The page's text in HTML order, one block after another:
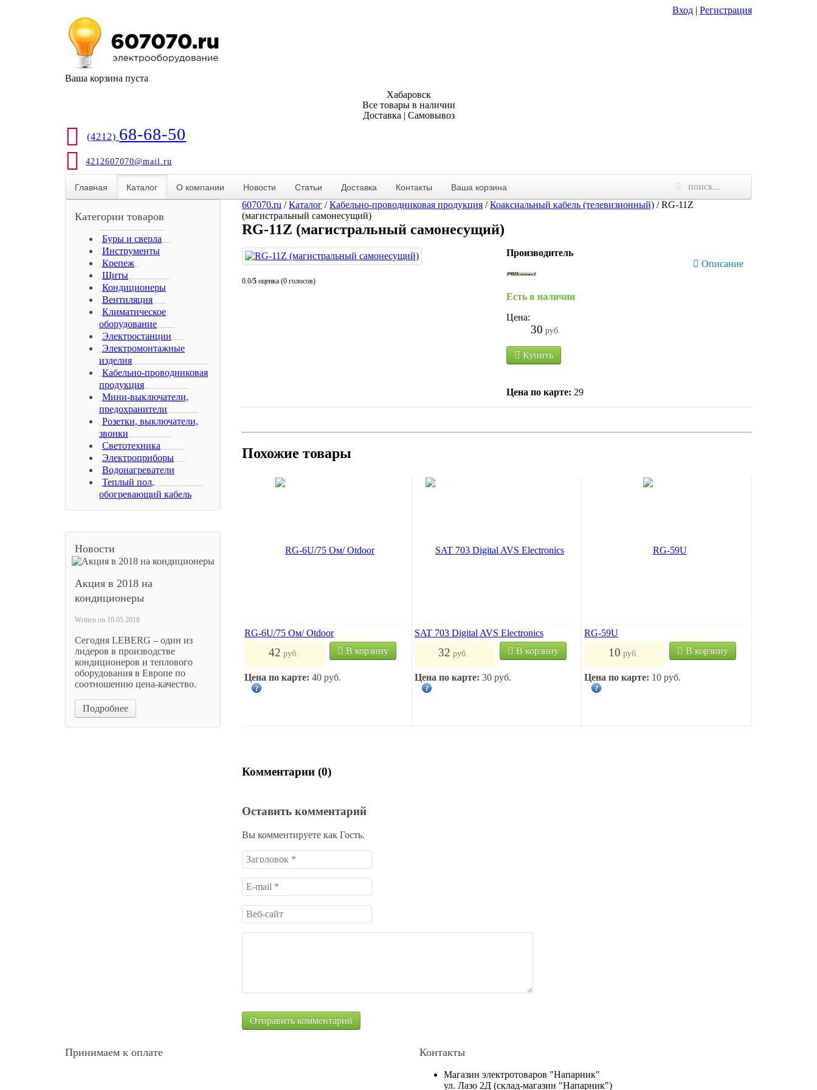
Вход | Регистрация
Ваша корзина пуста
Хабаровск
Все товары в наличии
Доставка | Самовывоз
(4212) 68-68-50
4212607070@mail.ru
Главная Каталог О компании Новости Статьи Доставка Контакты Ваша корзина
607070.ru /Каталог /Кабельно-проводниковая продукция /Коаксиальный кабель (телевизионный) /RG-11Z
(магистральный самонесущий)
RG-11Z (магистральный самонесущий)
0.0/5 оценка (0 голосов)
Производитель
Есть в наличии
Цена:
30 руб.
Купить
Цена по карте: 29
Описание
Похожие товары
RG-6U/75 Oм/ Otdoor
42 руб. В корзину
Цена по карте: 40 руб.
SAT 703 Digital AVS Electronics
32 руб. В корзину
Цена по карте: 30 руб.
RG-59U
10 руб. В корзину
Цена по карте: 10 руб.
Комментарии (0)
Оставить комментарий
Вы комментируете как Гость.
Категории товаров
Буры и сверла
Инструменты
Крепеж
Щиты
Кондиционеры
Вентиляция
Климатическое
оборудование
Электростанции
Электромонтажные
изделия
Кабельно-проводниковая
продукция
Мини-выключатели,
предохранители
Розетки, выключатели,
звонки
Светотехника
Электроприборы
Водонагреватели
Теплый пол,
обогревающий кабель
Новости
Акция в 2018 на
кондиционеры
Written on 10.05.2018
Сегодня LEBERG – один из
лидеров в производстве
кондиционеров и теплового
оборудования в Европе по
соотношению цена-качество.
Подробнее
Принимаем к оплате Контакты
Магазин электротоваров "Напарник"
ул. Лазо 2Д (склад-магазин "Напарник")